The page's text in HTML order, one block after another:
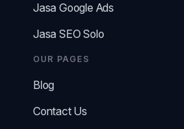
Jasa Google Ads
Jasa SEO Solo
OUR PAGES
Blog
Contact Us